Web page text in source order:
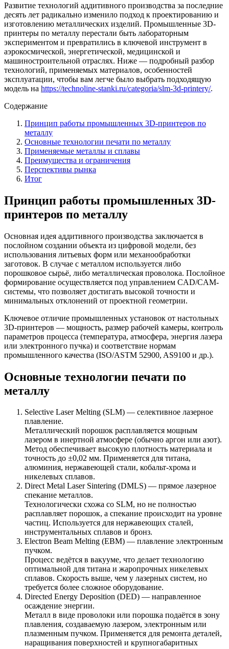
Развитие технологий аддитивного производства за последние
десять лет радикально изменило подход к проектированию и
изготовлению металлических изделий. Промышленные 3D-
принтеры по металлу перестали быть лабораторным
экспериментом и превратились в ключевой инструмент в
аэрокосмической, энергетической, медицинской и
машиностроительной отраслях. Ниже — подробный разбор
технологий, применяемых материалов, особенностей
эксплуатации, чтобы вам легче было выбрать подходящую
модель на https://technoline-stanki.ru/categoria/slm-3d-printery/.
Содержание
Принцип работы промышленных 3D-принтеров по
металлу
Основные технологии печати по металлу
Применяемые металлы и сплавы
Преимущества и ограничения
Перспективы рынка
Итог
Принцип работы промышленных 3D-
принтеров по металлу
Основная идея аддитивного производства заключается в
послойном создании объекта из цифровой модели, без
использования литьевых форм или механообработки
заготовок. В случае с металлом используется либо
порошковое сырьё, либо металлическая проволока. Послойное
формирование осуществляется под управлением CAD/CAM-
системы, что позволяет достигать высокой точности и
минимальных отклонений от проектной геометрии.
Ключевое отличие промышленных установок от настольных
3D-принтеров — мощность, размер рабочей камеры, контроль
параметров процесса (температура, атмосфера, энергия лазера
или электронного пучка) и соответствие нормам
промышленного качества (ISO/ASTM 52900, AS9100 и др.).
Основные технологии печати по
металлу
Selective Laser Melting (SLM) — селективное лазерное
плавление.
Металлический порошок расплавляется мощным
лазером в инертной атмосфере (обычно аргон или азот).
Метод обеспечивает высокую плотность материала и
точность до ±0,02 мм. Применяется для титана,
алюминия, нержавеющей стали, кобальт-хрома и
никелевых сплавов.
Direct Metal Laser Sintering (DMLS) — прямое лазерное
спекание металлов.
Технологически схожа со SLM, но не полностью
расплавляет порошок, а спекание происходит на уровне
частиц. Используется для нержавеющих сталей,
инструментальных сплавов и бронз.
Electron Beam Melting (EBM) — плавление электронным
пучком.
Процесс ведётся в вакууме, что делает технологию
оптимальной для титана и жаропрочных никелевых
сплавов. Скорость выше, чем у лазерных систем, но
требуется более сложное оборудование.
Directed Energy Deposition (DED) — направленное
осаждение энергии.
Металл в виде проволоки или порошка подаётся в зону
плавления, создаваемую лазером, электронным или
плазменным пучком. Применяется для ремонта деталей,
наращивания поверхностей и крупногабаритных